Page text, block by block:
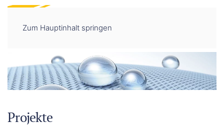
Zum Hauptinhalt springen
Projekte